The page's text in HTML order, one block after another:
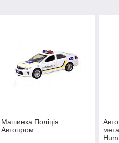
Машинка Поліція
Автопром